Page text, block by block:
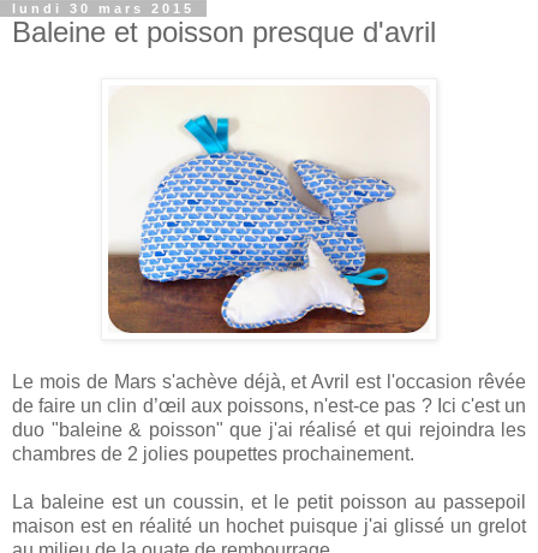
lundi 30 mars 2015
Baleine et poisson presque d'avril
Le mois de Mars s'achève déjà, et Avril est l'occasion rêvée
de faire un clin d’œil aux poissons, n'est-ce pas ? Ici c'est un
duo "baleine & poisson" que j'ai réalisé et qui rejoindra les
chambres de 2 jolies poupettes prochainement.
La baleine est un coussin, et le petit poisson au passepoil
maison est en réalité un hochet puisque j'ai glissé un grelot